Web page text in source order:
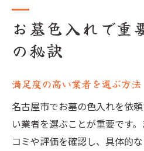
お墓色入れで重
の秘訣
満足度の高い業者を選ぶ方法
名古屋市でお墓の色入れを依
い業者を選ぶことが重要です
コミや評価を確認し、具体的